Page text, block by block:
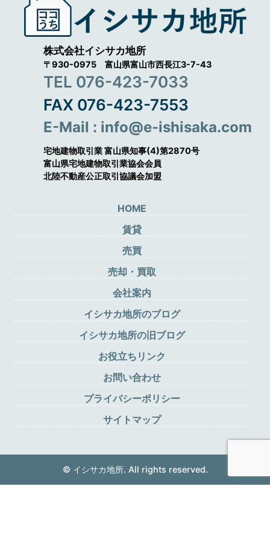
株式会社イシサカ地所
〒930-0975 富山県富山市西長江3-7-43
TEL 076-423-7033
FAX 076-423-7553
E-Mail : info@e-ishisaka.com
宅地建物取引業 富山県知事(4)第2870号
富山県宅地建物取引業協会会員
北陸不動産公正取引協議会加盟
HOME
賃貸
売買
売却・買取
会社案内
イシサカ地所のブログ
イシサカ地所の旧ブログ
お役立ちリンク
お問い合わせ
プライバシーポリシー
サイトマップ
© イシサカ地所. All rights reserved.